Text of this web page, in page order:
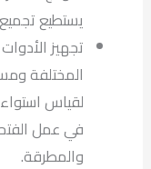
يستطيع
تجهيز
المختلفة
لقياس
في عمل
والمطرقة.